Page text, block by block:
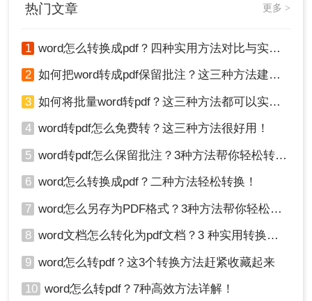
热门文章 更多 >
1 word怎么转换成pdf？四种实用方法对比与实操指南（附详细表格）！
2 如何把word转成pdf保留批注？这三种方法建议收藏！
3 如何将批量word转pdf？这三种方法都可以实现批量转换
4 word转pdf怎么免费转？这三种方法很好用！
5 word转pdf怎么保留批注？3种方法帮你轻松转换！
6 word怎么转换成pdf？二种方法轻松转换！
7 word怎么另存为PDF格式？3种方法帮你轻松转换!
8 word文档怎么转化为pdf文档？3 种实用转换方法，完美保留原文档格式！
9 word怎么转pdf？这3个转换方法赶紧收藏起来
10 word怎么转pdf？7种高效方法详解！